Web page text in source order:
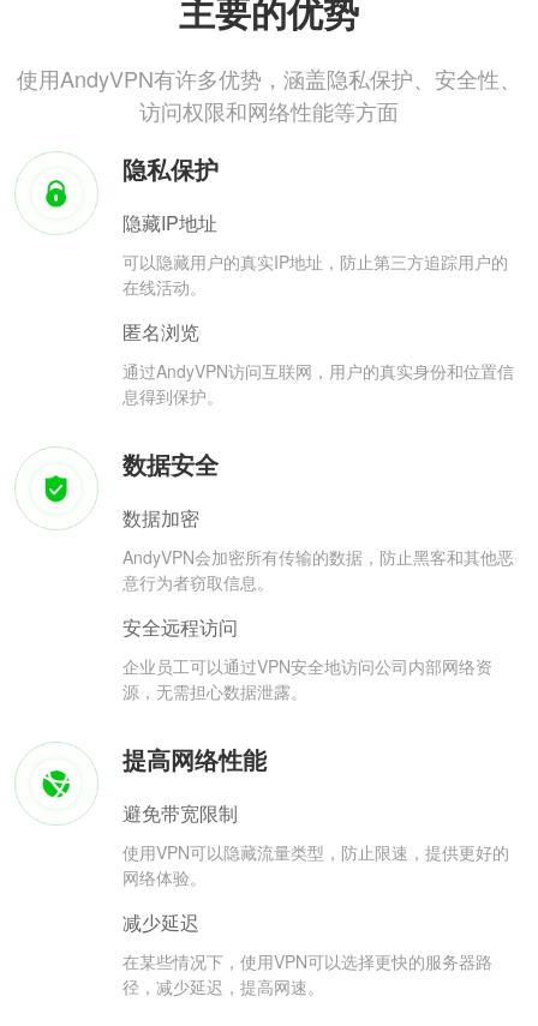
主要的优势
使用AndyVPN有许多优势，涵盖隐私保护、安全性、
访问权限和网络性能等方面
隐私保护
隐藏IP地址
可以隐藏用户的真实IP地址，防止第三方追踪用户的
在线活动。
匿名浏览
通过AndyVPN访问互联网，用户的真实身份和位置信
息得到保护。
数据安全
数据加密
AndyVPN会加密所有传输的数据，防止黑客和其他恶
意行为者窃取信息。
安全远程访问
企业员工可以通过VPN安全地访问公司内部网络资
源，无需担心数据泄露。
提高网络性能
避免带宽限制
使用VPN可以隐藏流量类型，防止限速，提供更好的
网络体验。
减少延迟
在某些情况下，使用VPN可以选择更快的服务器路
径，减少延迟，提高网速。